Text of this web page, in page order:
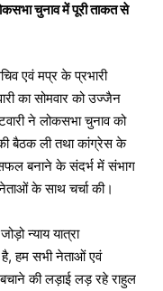
चुनाव में पूरी ताकत से
एवं मप्र के प्रभारी
का सोमवार को उज्जैन
ने लोकसभा चुनाव को
बैठक ली तथा कांग्रेस के
सफल बनाने के संदर्भ में संभाग
के साथ चर्चा की।
न्याय यात्रा
है, हम सभी नेताओं एवं
की लड़ाई लड़ रहे राहुल